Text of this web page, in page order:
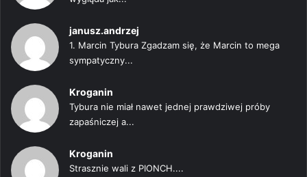
janusz.andrzej
1. Marcin Tybura Zgadzam się, że Marcin to mega
sympatyczny...
Kroganin
Tybura nie miał nawet jednej prawdziwej próby
zapaśniczej a...
Kroganin
Strasznie wali z PIONCH....